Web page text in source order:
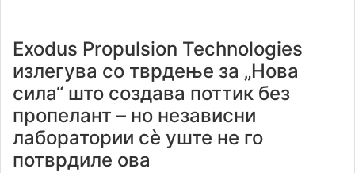
Exodus Propulsion Technologies
излегува со тврдење за „Нова
сила“ што создава поттик без
пропелант – но независни
лаборатории сè уште не го
потврдиле ова